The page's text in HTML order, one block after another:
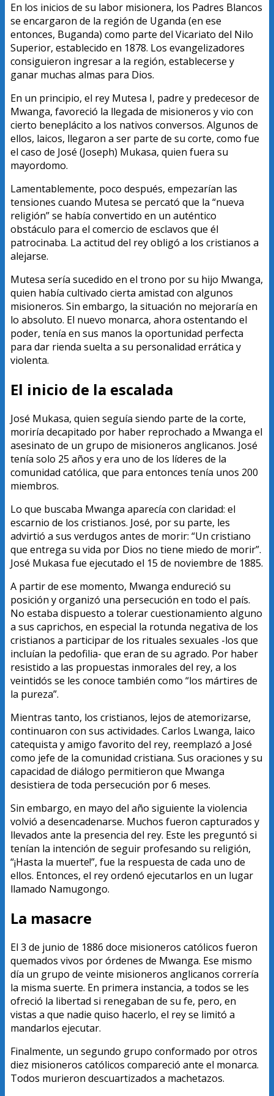
En los inicios de su labor misionera, los Padres Blancos
se encargaron de la región de Uganda (en ese
entonces, Buganda) como parte del Vicariato del Nilo
Superior, establecido en 1878. Los evangelizadores
consiguieron ingresar a la región, establecerse y
ganar muchas almas para Dios.
En un principio, el rey Mutesa I, padre y predecesor de
Mwanga, favoreció la llegada de misioneros y vio con
cierto beneplácito a los nativos conversos. Algunos de
ellos, laicos, llegaron a ser parte de su corte, como fue
el caso de José (Joseph) Mukasa, quien fuera su
mayordomo.
Lamentablemente, poco después, empezarían las
tensiones cuando Mutesa se percató que la “nueva
religión” se había convertido en un auténtico
obstáculo para el comercio de esclavos que él
patrocinaba. La actitud del rey obligó a los cristianos a
alejarse.
Mutesa sería sucedido en el trono por su hijo Mwanga,
quien había cultivado cierta amistad con algunos
misioneros. Sin embargo, la situación no mejoraría en
lo absoluto. El nuevo monarca, ahora ostentando el
poder, tenía en sus manos la oportunidad perfecta
para dar rienda suelta a su personalidad errática y
violenta.
El inicio de la escalada
José Mukasa, quien seguía siendo parte de la corte,
moriría decapitado por haber reprochado a Mwanga el
asesinato de un grupo de misioneros anglicanos. José
tenía solo 25 años y era uno de los líderes de la
comunidad católica, que para entonces tenía unos 200
miembros.
Lo que buscaba Mwanga aparecía con claridad: el
escarnio de los cristianos. José, por su parte, les
advirtió a sus verdugos antes de morir: “Un cristiano
que entrega su vida por Dios no tiene miedo de morir”.
José Mukasa fue ejecutado el 15 de noviembre de 1885.
A partir de ese momento, Mwanga endureció su
posición y organizó una persecución en todo el país.
No estaba dispuesto a tolerar cuestionamiento alguno
a sus caprichos, en especial la rotunda negativa de los
cristianos a participar de los rituales sexuales -los que
incluían la pedofilia- que eran de su agrado. Por haber
resistido a las propuestas inmorales del rey, a los
veintidós se les conoce también como “los mártires de
la pureza”.
Mientras tanto, los cristianos, lejos de atemorizarse,
continuaron con sus actividades. Carlos Lwanga, laico
catequista y amigo favorito del rey, reemplazó a José
como jefe de la comunidad cristiana. Sus oraciones y su
capacidad de diálogo permitieron que Mwanga
desistiera de toda persecución por 6 meses.
Sin embargo, en mayo del año siguiente la violencia
volvió a desencadenarse. Muchos fueron capturados y
llevados ante la presencia del rey. Este les preguntó si
tenían la intención de seguir profesando su religión,
“¡Hasta la muerte!”, fue la respuesta de cada uno de
ellos. Entonces, el rey ordenó ejecutarlos en un lugar
llamado Namugongo.
La masacre
El 3 de junio de 1886 doce misioneros católicos fueron
quemados vivos por órdenes de Mwanga. Ese mismo
día un grupo de veinte misioneros anglicanos correría
la misma suerte. En primera instancia, a todos se les
ofreció la libertad si renegaban de su fe, pero, en
vistas a que nadie quiso hacerlo, el rey se limitó a
mandarlos ejecutar.
Finalmente, un segundo grupo conformado por otros
diez misioneros católicos compareció ante el monarca.
Todos murieron descuartizados a machetazos.